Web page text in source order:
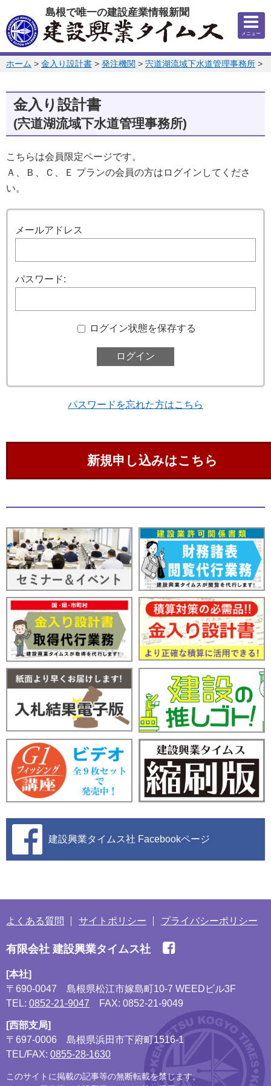
このページの本文へ
島根で唯一の建設産業情報新聞
メニュー
このページの位置:
ホーム > 金入り設計書 > 発注機関 > 宍道湖流域下水道管理事務所 >
金入り設計書
(宍道湖流域下水道管理事務所)
こちらは会員限定ページです。
Ａ、Ｂ、Ｃ、Ｅ プランの会員の方はログインしてくださ
い。
メールアドレス
パスワード:
ログイン状態を保存する
パスワードを忘れた方はこちら
新規申し込みはこちら
建設興業タイムス社 Facebookページ
よくある質問 サイトポリシー プライバシーポリシー
有限会社 建設興業タイムス社
[本社]
〒690-0047
島根県松江市嫁島町10-7 WEEDビル3F
TEL: 0852-21-9047 FAX: 0852-21-9049
[西部支局]
〒697-0006
島根県浜田市下府町1516-1
TEL/FAX: 0855-28-1630
このサイトに掲載の記事等の無断転載を禁じます。